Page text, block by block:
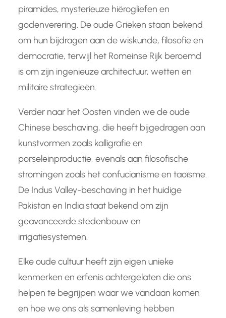
piramides, mysterieuze hiërogliefen en
godenverering. De oude Grieken staan bekend
om hun bijdragen aan de wiskunde, filosofie en
democratie, terwijl het Romeinse Rijk beroemd
is om zijn ingenieuze architectuur, wetten en
militaire strategieën.
Verder naar het Oosten vinden we de oude
Chinese beschaving, die heeft bijgedragen aan
kunstvormen zoals kalligrafie en
porseleinproductie, evenals aan filosofische
stromingen zoals het confucianisme en taoïsme.
De Indus Valley-beschaving in het huidige
Pakistan en India staat bekend om zijn
geavanceerde stedenbouw en
irrigatiesystemen.
Elke oude cultuur heeft zijn eigen unieke
kenmerken en erfenis achtergelaten die ons
helpen te begrijpen waar we vandaan komen
en hoe we ons als samenleving hebben